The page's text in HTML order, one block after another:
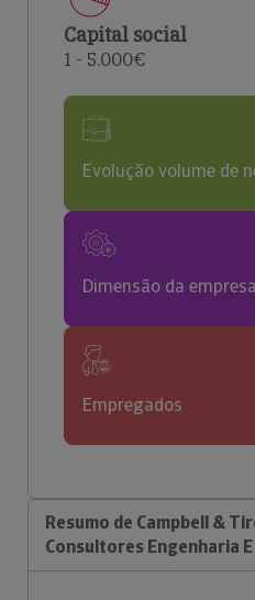
Capital social
1 - 5.000€
Evolução volume de
Dimensão da empresa
Empregados
Resumo de Campbell &
Consultores Engenharia